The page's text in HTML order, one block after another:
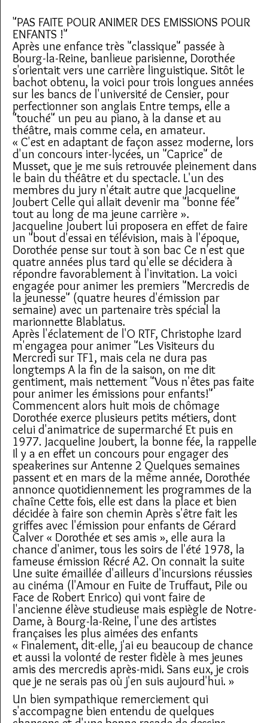
"PAS FAITE POUR ANIMER DES EMISSIONS POUR
ENFANTS !"
Après une enfance très "classique" passée à
Bourg-la-Reine, banlieue parisienne, Dorothée
s'orientait vers une carrière linguistique. Sitôt le
bachot obtenu, la voici pour trois longues années
sur les bancs de l'université de Censier, pour
perfectionner son anglais Entre temps, elle a
"touché" un peu au piano, à la danse et au
théâtre, mais comme cela, en amateur.
« C'est en adaptant de façon assez moderne, lors
d'un concours inter-lycées, un "Caprice" de
Musset, que je me suis retrouvée pleinement dans
le bain du théâtre et du spectacle. L'un des
membres du jury n'était autre que Jacqueline
Joubert Celle qui allait devenir ma "bonne fée"
tout au long de ma jeune carrière ».
Jacqueline Joubert lui proposera en effet de faire
un "bout d'essai en télévision, mais à l'époque,
Dorothée pense sur tout à son bac Ce n'est que
quatre années plus tard qu'elle se décidera à
répondre favorablement à l'invitation. La voici
engagée pour animer les premiers "Mercredis de
la jeunesse" (quatre heures d'émission par
semaine) avec un partenaire très spécial la
marionnette Blablatus.
Après l'éclatement de l'O RTF, Christophe Izard
m'engagea pour animer "Les Visiteurs du
Mercredi sur TF1, mais cela ne dura pas
longtemps A la fin de la saison, on me dit
gentiment, mais nettement "Vous n'êtes pas faite
pour animer les émissions pour enfants!"
Commencent alors huit mois de chômage
Dorothée exerce plusieurs petits métiers, dont
celui d'animatrice de supermarché Et puis en
1977. Jacqueline Joubert, la bonne fée, la rappelle
Il y a en effet un concours pour engager des
speakerines sur Antenne 2 Quelques semaines
passent et en mars de la même année, Dorothée
annonce quotidiennement les programmes de la
chaîne Cette fois, elle est dans la place et bien
décidée à faire son chemin Après s'être fait les
griffes avec l'émission pour enfants de Gérard
Calver « Dorothée et ses amis », elle aura la
chance d'animer, tous les soirs de l'été 1978, la
fameuse émission Récré A2. On connait la suite
Une suite émaillée d'ailleurs d'incursions réussies
au cinéma (l'Amour en Fuite de Truffaut, Pile ou
Face de Robert Enrico) qui vont faire de
l'ancienne élève studieuse mais espiègle de Notre-
Dame, à Bourg-la-Reine, l'une des artistes
françaises les plus aimées des enfants
« Finalement, dit-elle, j'ai eu beaucoup de chance
et aussi la volonté de rester fidèle à mes jeunes
amis des mercredis après-midi. Sans eux, je crois
que je ne serais pas où j'en suis aujourd'hui. »
Un bien sympathique remerciement qui
s'accompagne bien entendu de quelques